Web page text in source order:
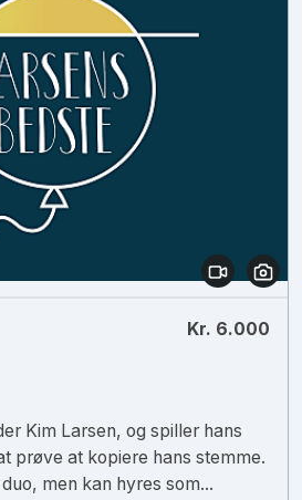
Kr. 6.000
Kim Larsen, og spiller hans
prøve at kopiere hans stemme.
men kan hyres som...